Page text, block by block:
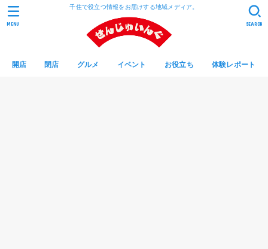
千住で役立つ情報をお届けする地域メディア。
開店 閉店 グルメ イベント お役立ち 体験レポート
SEARCH
MENU